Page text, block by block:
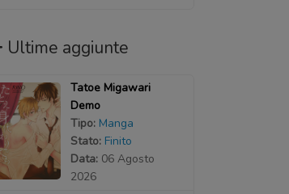
Ultime aggiunte
Tatoe Migawari
Demo
Tipo: Manga
Stato: Finito
Data: 06 Agosto
2026